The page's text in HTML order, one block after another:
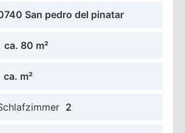
San pedro del pinatar
ca. 80 m²
ca. m²
2